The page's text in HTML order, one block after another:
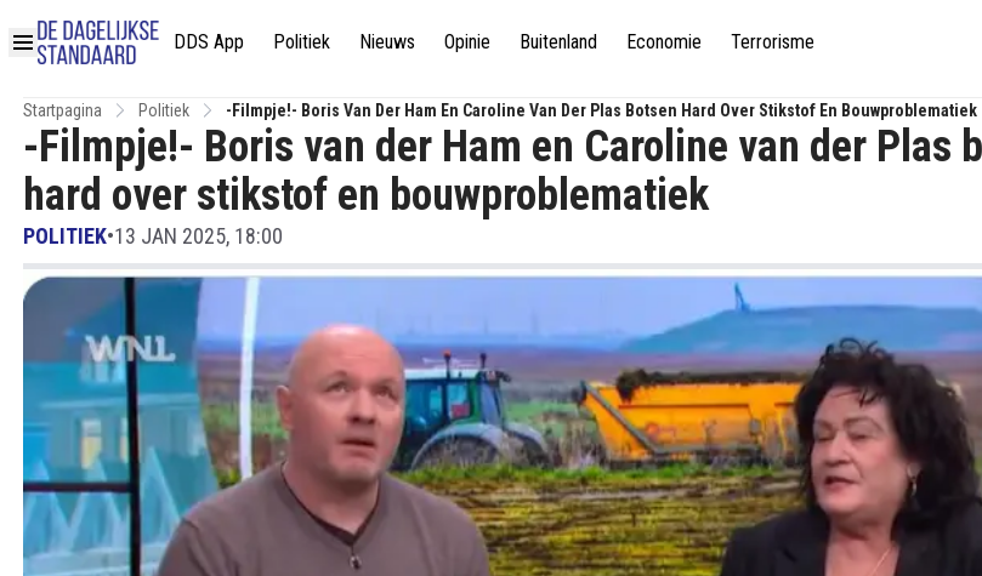
DDS App Politiek Nieuws Opinie Buitenland Economie Terrorisme
Startpagina Politiek -Filmpje!- Boris Van Der Ham En Caroline Van Der Plas Botsen Hard Over Stikstof En Bouwproblematiek
-Filmpje!- Boris van der Ham en Caroline van der Plas
hard over stikstof en bouwproblematiek
POLITIEK•13 JAN 2025, 18:00